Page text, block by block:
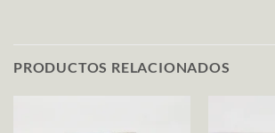
PRODUCTOS RELACIONADOS